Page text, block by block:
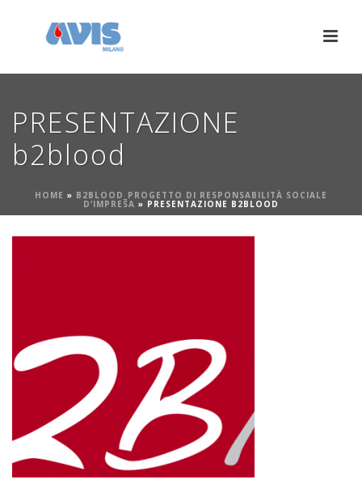
PRESENTAZIONE
b2blood
HOME » B2BLOOD_PROGETTO DI RESPONSABILITÀ SOCIALE
D’IMPRESA » PRESENTAZIONE B2BLOOD